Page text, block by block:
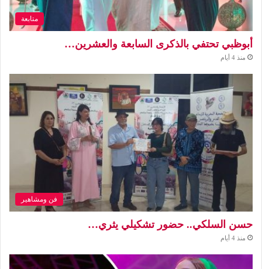
متابعة
أبوظبي تحتفي بالذكرى السابعة والعشرين…
منذ 4 أيام
فن ومشاهير
حسن السلكي.. حضور تشكيلي يثري…
منذ 4 أيام